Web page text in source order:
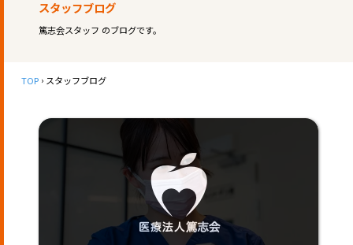
スタッフブログ
篤志会スタッフ のブログです。
TOP スタッフブログ